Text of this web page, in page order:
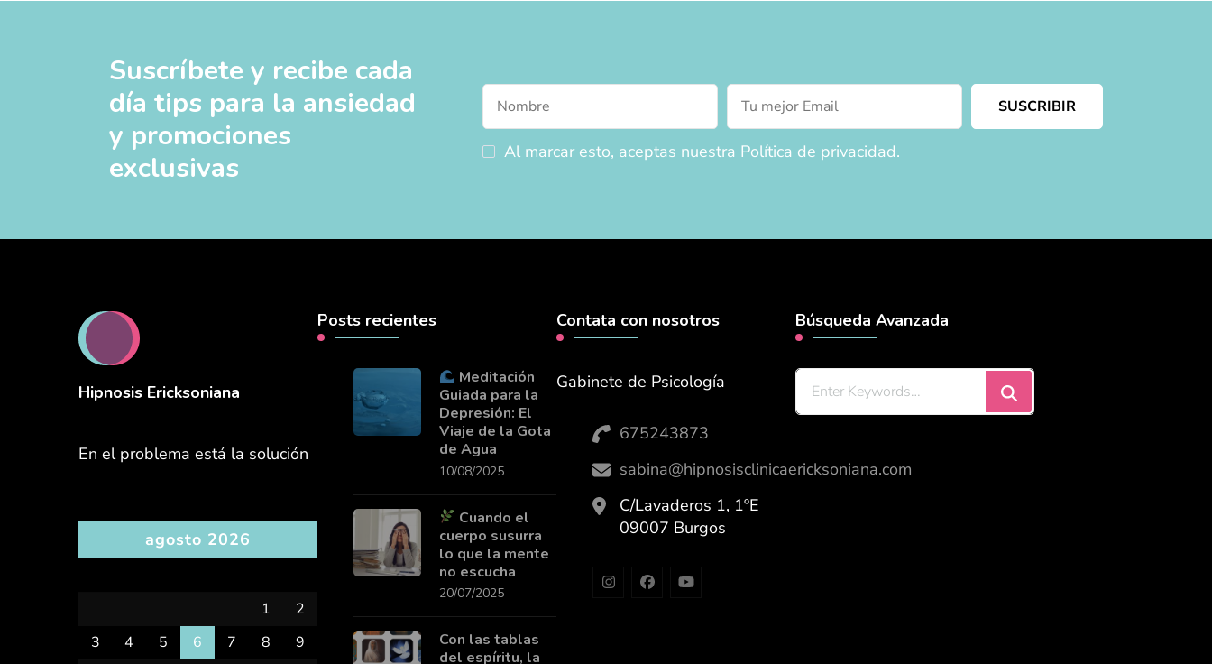
Suscríbete y recibe cada
día tips para la ansiedad
y promociones
exclusivas
Al marcar esto, aceptas nuestra Política de privacidad.
Hipnosis Ericksoniana
En el problema está la solución
agosto 2026
1
2
3
4 5 6 7 8 9
Posts recientes
Meditación
Guiada para la
Depresión: El
Viaje de la Gota
de Agua
10/08/2025
Cuando el
cuerpo susurra
lo que la mente
no escucha
20/07/2025
Con las tablas
del espíritu, la
Contata con nosotros
Gabinete de Psicología
675243873
sabina@hipnosisclinicaericksoniana.com
C/Lavaderos 1, 1ºE
09007 Burgos
Búsqueda Avanzada